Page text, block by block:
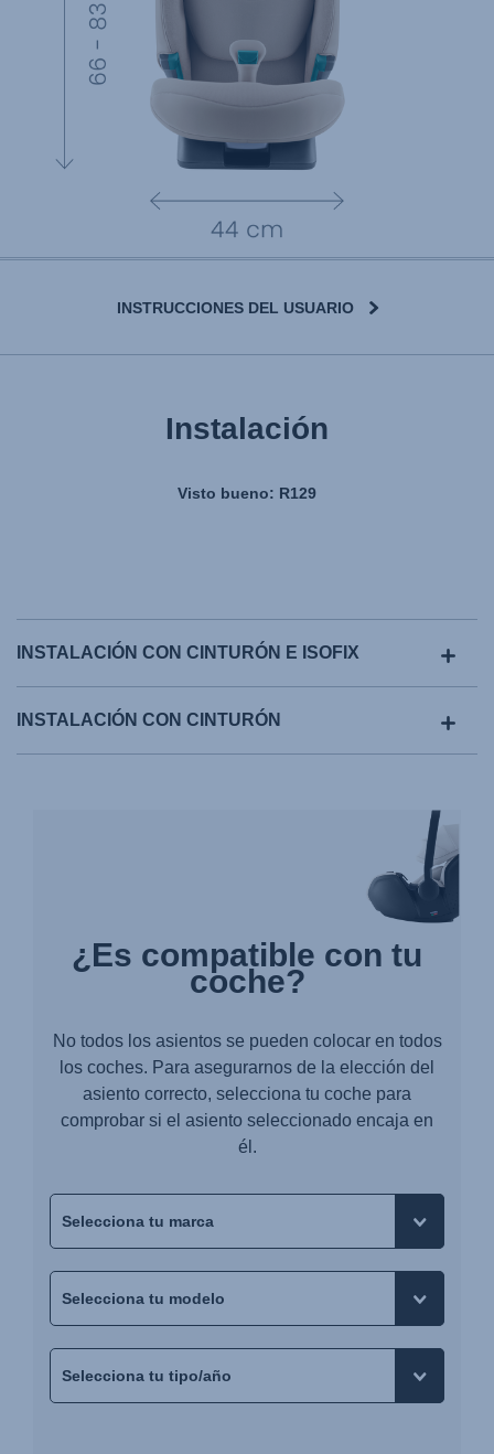
INSTRUCCIONES DEL USUARIO
Instalación
Visto bueno: R129
INSTALACIÓN CON CINTURÓN E ISOFIX
INSTALACIÓN CON CINTURÓN
¿Es compatible con tu
coche?
No todos los asientos se pueden colocar en todos
los coches. Para asegurarnos de la elección del
asiento correcto, selecciona tu coche para
comprobar si el asiento seleccionado encaja en
él.